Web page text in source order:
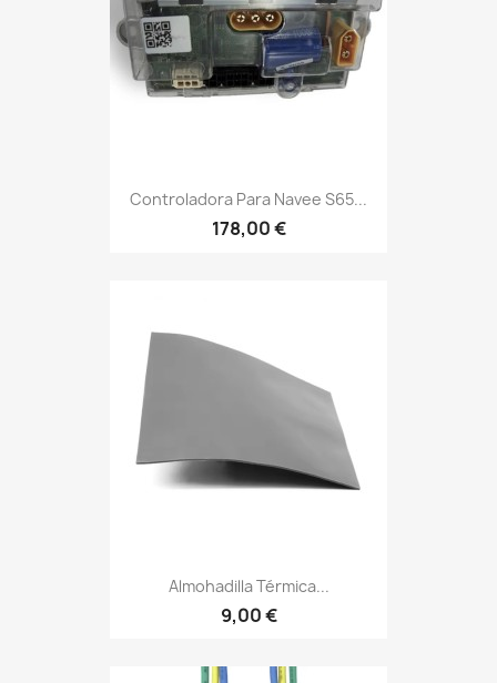
Controladora Para Navee S65...
178,00 €
Almohadilla Térmica...
9,00 €